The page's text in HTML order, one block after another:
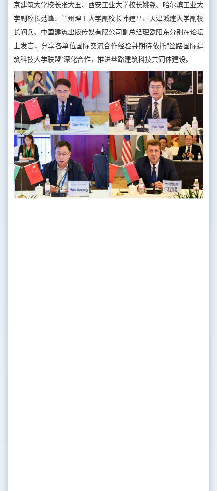
京建筑大学校长张大玉、西安工业大学校长姚尧、哈尔滨工业大
学副校长范峰、兰州理工大学副校长韩建平、天津城建大学副校
长阎兵、中国建筑出版传媒有限公司副总经理欧阳东分别在论坛
上发言，分享各单位国际交流合作经验并期待依托“丝路国际建
筑科技大学联盟”深化合作，推进丝路建筑科技共同体建设。